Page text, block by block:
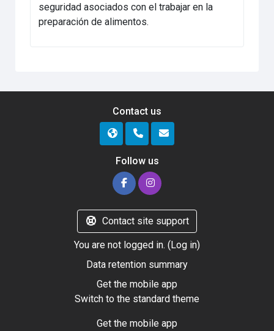
seguridad asociados con el trabajar en la
preparación de alimentos.
Contact us
Follow us
Contact site support
You are not logged in. ( Log in)
Data retention summary
Get the mobile app
Switch to the standard theme
Get the mobile app